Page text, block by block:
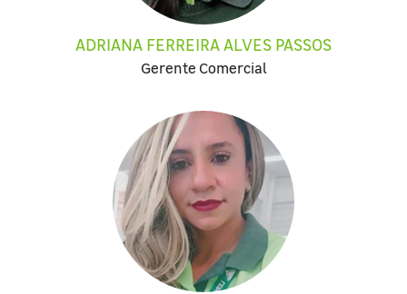
ADRIANA FERREIRA ALVES PASSOS
Gerente Comercial